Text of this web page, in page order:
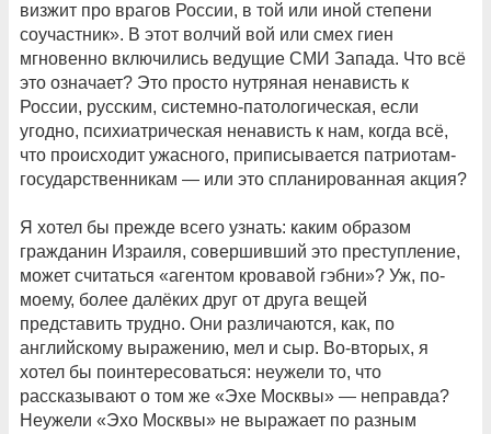
визжит про врагов России, в той или иной степени
соучастник». В этот волчий вой или смех гиен
мгновенно включились ведущие СМИ Запада. Что всё
это означает? Это просто нутряная ненависть к
России, русским, системно-патологическая, если
угодно, психиатрическая ненависть к нам, когда всё,
что происходит ужасного, приписывается патриотам-
государственникам — или это спланированная акция?
Я хотел бы прежде всего узнать: каким образом
гражданин Израиля, совершивший это преступление,
может считаться «агентом кровавой гэбни»? Уж, по-
моему, более далёких друг от друга вещей
представить трудно. Они различаются, как, по
английскому выражению, мел и сыр. Во-вторых, я
хотел бы поинтересоваться: неужели то, что
рассказывают о том же «Эхе Москвы» — неправда?
Неужели «Эхо Москвы» не выражает по разным